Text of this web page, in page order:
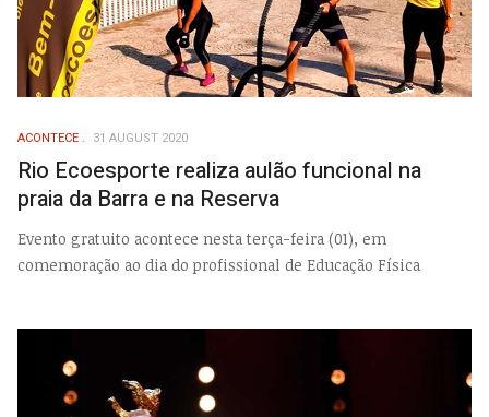
ACONTECE 31 AUGUST 2020
Rio Ecoesporte realiza aulão funcional na
praia da Barra e na Reserva
Evento gratuito acontece nesta terça-feira (01), em
comemoração ao dia do profissional de Educação Física